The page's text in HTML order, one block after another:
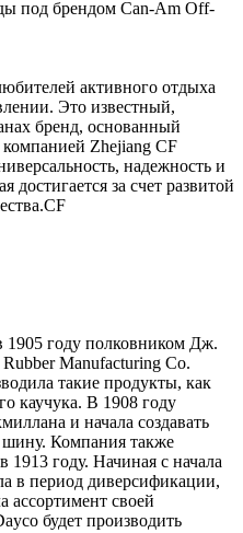
под брендом Can-Am Off-
активного отдыха
Это известный,
бренд, основанный
Zhejiang CF
надежность и
достигается за счет развитой
1905 году полковником Дж.
Manufacturing Co.
такие продукты, как
каучука. В 1908 году
и начала создавать
Компания также
году. Начиная с начала
в период диверсификации,
ассортимент своей
будет производить